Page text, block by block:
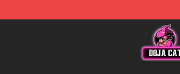
Doja Cat Store - Official Doja